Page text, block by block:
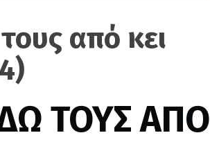
από κει
ΤΟΥΣ ΑΠΟ